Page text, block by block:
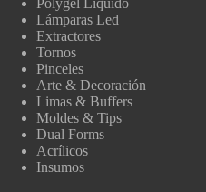
Polygel Líquido
Lámparas Led
Extractores
Tornos
Pinceles
Arte & Decoración
Limas & Buffers
Moldes & Tips
Dual Forms
Acrílicos
Insumos